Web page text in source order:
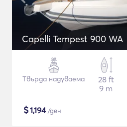
Capelli Tempest 900 WA
Твърда надуваема
28 ft
9 m
$1,194/ден